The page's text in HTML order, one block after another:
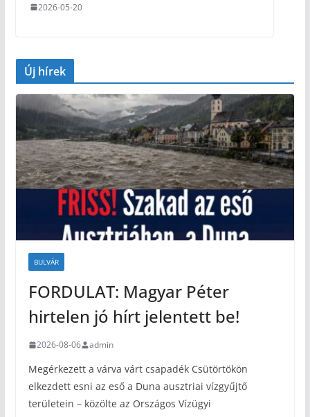
2026-05-20
Új hírek
BULVÁR
FORDULAT: Magyar Péter
hirtelen jó hírt jelentett be!
2026-08-06 admin
Megérkezett a várva várt csapadék Csütörtökön
elkezdett esni az eső a Duna ausztriai vízgyűjtő
területein – közölte az Országos Vízügyi